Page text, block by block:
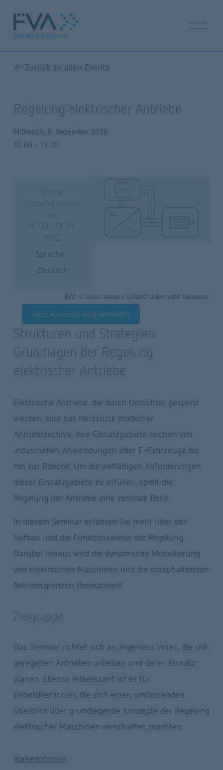
ü
Zurück zu allen Events
Regelung elektrischer Antriebe
Mittwoch, 9. Dezember 2026
10:00
13:30
Online
Grundlagensemi
nar
10:00-13:30
MEZ
Sprache:
Deutsch
Bild: ©Jonas Jansen/ Leibniz Universität Hannover
Jetzt kostenpflichtig anmelden
Strukturen und Strategien:
Grundlagen der Regelung
elektrischer Antriebe
Elektrische Antriebe, die durch Umrichter gespeist
werden, sind das Herzstück moderner
Antriebstechnik. Ihre Einsatzgebiete reichen von
industriellen Anwendungen über E-Fahrzeuge bis
hin zur Robotik. Um die vielfältigen Anforderungen
dieser Einsatzgebiete zu erfüllen, spielt die
Regelung der Antriebe eine zentrale Rolle.
In diesem Seminar erfahren Sie mehr über den
Aufbau und die Funktionsweise der Regelung.
Darüber hinaus wird die dynamische Modellierung
von elektrischen Maschinen und die einzuhaltenden
Betriebsgrenzen thematisiert.
Zielgruppe
Das Seminar richtet sich an Ingenieur:innen, die mit
geregelten Antrieben arbeiten und deren Einsatz
planen. Ebenso interessant ist es für
Entwickler:innen, die sich einen umfassenden
Überblick über grundlegende Konzepte der Regelung
elektrischer Maschinen verschaffen möchten.
Vorkenntnisse: